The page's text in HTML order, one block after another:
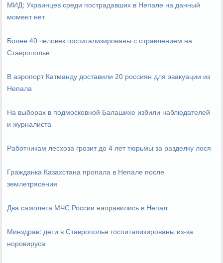
МИД: Украинцев среди пострадавших в Непале на данный
момент нет
Более 40 человек госпитализированы с отравлением на
Ставрополье
В аэропорт Катманду доставили 20 россиян для эвакуации из
Непала
На выборах в подмосковной Балашихе избили наблюдателей
и журналиста
Работникам лесхоза грозит до 4 лет тюрьмы за разделку лося
Гражданка Казахстана пропала в Непале после
землетрясения
Два самолета МЧС России направились в Непал
Минздрав: дети в Ставрополье госпитализированы из-за
норовируса